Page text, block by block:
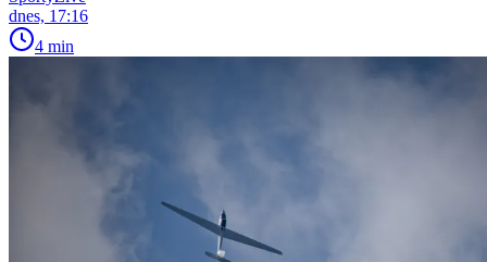
dnes, 17:16
4 min